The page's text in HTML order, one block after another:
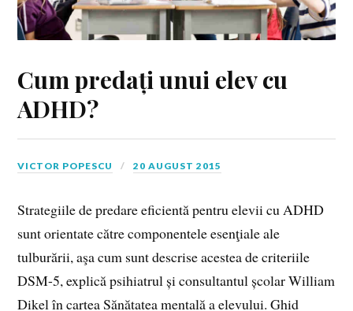
Cum predați unui elev cu
ADHD?
VICTOR POPESCU 20 AUGUST 2015
Strategiile de predare eficientă pentru elevii cu ADHD
sunt orientate către componentele esenţiale ale
tulburării, aşa cum sunt descrise acestea de criteriile
DSM-5, explică psihiatrul și consultantul școlar William
Dikel în cartea Sănătatea mentală a elevului. Ghid